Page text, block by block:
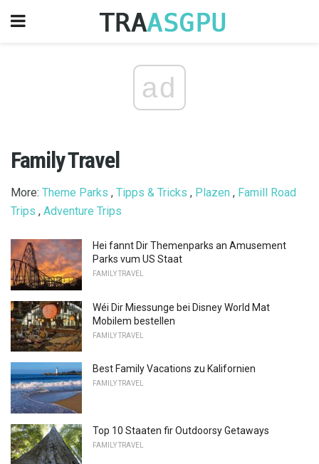
ad
Family Travel
More: Theme Parks , Tipps & Tricks , Plazen , Famill Road
Trips , Adventure Trips
Hei fannt Dir Themenparks an Amusement
Parks vum US Staat
FAMILY TRAVEL
Wéi Dir Miessunge bei Disney World Mat
Mobilem bestellen
FAMILY TRAVEL
Best Family Vacations zu Kalifornien
FAMILY TRAVEL
Top 10 Staaten fir Outdoorsy Getaways
FAMILY TRAVEL